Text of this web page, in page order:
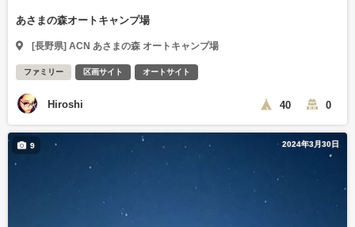
あさまの森オートキャンプ場
[長野県] ACN あさまの森 オートキャンプ場
ファミリー 区画サイト オートサイト
Hiroshi 40 0
2024年3月30日
9